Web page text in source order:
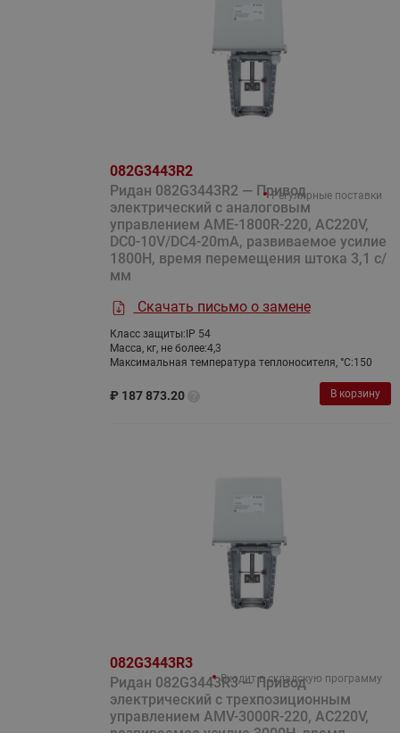
082G3443R2
Ридан 082G3443R2 — Привод
электрический с аналоговым
управлением AME-1800R-220, AC220V,
DC0-10V/DC4-20mA, развиваемое усилие
1800Н, время перемещения штока 3,1 с/
мм
Скачать письмо о замене
Класс защиты: IP 54
Масса, кг, не более:4,3
Максимальная температура теплоносителя, °C:150
₽ 187 873.20
Регулярные поставки
В корзину
082G3443R3
Ридан 082G3443R3 — Привод
электрический с трехпозиционным
управлением AMV-3000R-220, AC220V,
Входит в складскую программу